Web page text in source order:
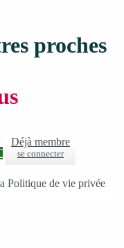
proches
Déjà membre
se connecter
Politique de vie privée